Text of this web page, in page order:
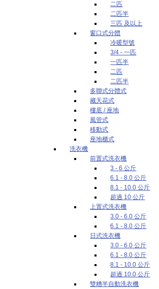
二匹
二匹半
三匹 及以上
窗口式分體
冷暖型號
3/4 - 一匹
一匹半
二匹
二匹半
多聯式分體式
藏天花式
樓底 / 座地
風管式
移動式
座地櫃式
洗衣機
前置式洗衣機
3 - 6 公斤
6.1 - 8.0 公斤
8.1 - 10.0 公斤
超過 10 公斤
上置式洗衣機
3.0 - 6.0 公斤
6.1 - 8.0 公斤
日式洗衣機
3.0 - 6.0 公斤
6.1 - 8.0 公斤
8.1 - 10.0 公斤
超過 10.0 公斤
雙糟半自動洗衣機